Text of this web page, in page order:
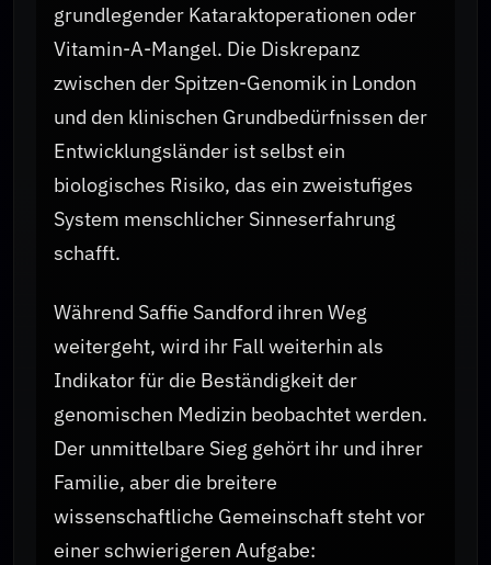
grundlegender Kataraktoperationen oder
Vitamin-A-Mangel. Die Diskrepanz
zwischen der Spitzen-Genomik in London
und den klinischen Grundbedürfnissen der
Entwicklungsländer ist selbst ein
biologisches Risiko, das ein zweistufiges
System menschlicher Sinneserfahrung
schafft.
Während Saffie Sandford ihren Weg
weitergeht, wird ihr Fall weiterhin als
Indikator für die Beständigkeit der
genomischen Medizin beobachtet werden.
Der unmittelbare Sieg gehört ihr und ihrer
Familie, aber die breitere
wissenschaftliche Gemeinschaft steht vor
einer schwierigeren Aufgabe: